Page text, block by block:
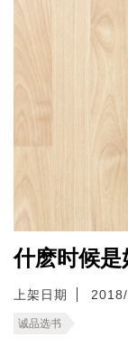
什麽时候是
上架日期
诚品选书